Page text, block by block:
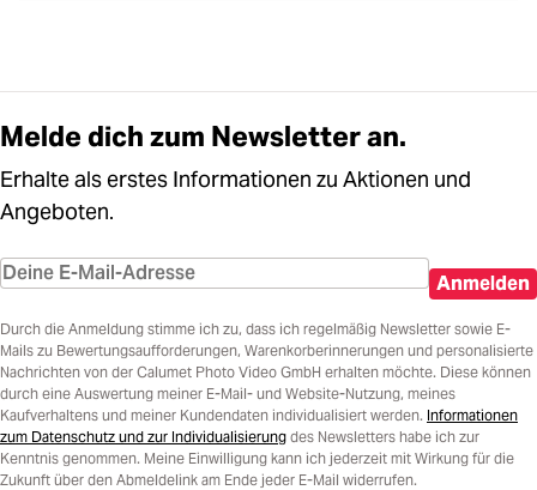
Melde dich zum Newsletter an.
Erhalte als erstes Informationen zu Aktionen und
Angeboten.
Anmelden
Durch die Anmeldung stimme ich zu, dass ich regelmäßig Newsletter sowie E-
Mails zu Bewertungsaufforderungen, Warenkorberinnerungen und personalisierte
Nachrichten von der Calumet Photo Video GmbH erhalten möchte. Diese können
durch eine Auswertung meiner E-Mail- und Website-Nutzung, meines
Kaufverhaltens und meiner Kundendaten individualisiert werden. Informationen
zum Datenschutz und zur Individualisierung des Newsletters habe ich zur
Kenntnis genommen. Meine Einwilligung kann ich jederzeit mit Wirkung für die
Zukunft über den Abmeldelink am Ende jeder E-Mail widerrufen.